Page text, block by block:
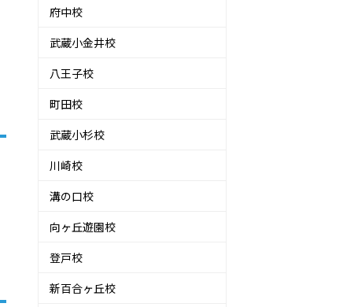
府中校
武蔵小金井校
八王子校
町田校
武蔵小杉校
川崎校
溝の口校
向ヶ丘遊園校
登戸校
新百合ヶ丘校